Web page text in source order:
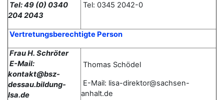
Tel: 49 (0) 0340
204 2043
Tel: 0345 2042-0
Vertretungsberechtigte Person
Frau H. Schröter
E-Mail:
kontakt@bsz-
dessau.bildung-
lsa.de
Thomas Schödel
E-Mail: lisa-direktor@sachsen-
anhalt.de